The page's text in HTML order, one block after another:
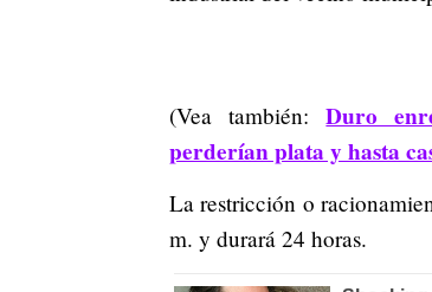
(Vea también:Duro
perderían plata y hasta
La restricción o
m. y durará 24 horas.